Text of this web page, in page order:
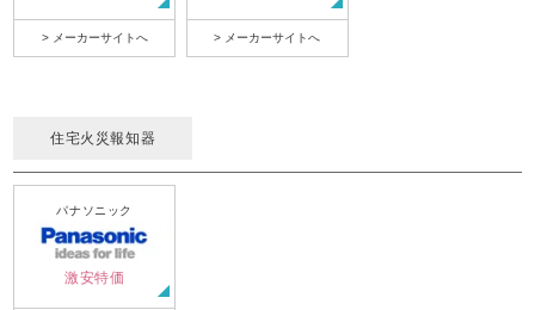
> メーカーサイトへ > メーカーサイトへ
住宅火災報知器
パナソニック
激安特価